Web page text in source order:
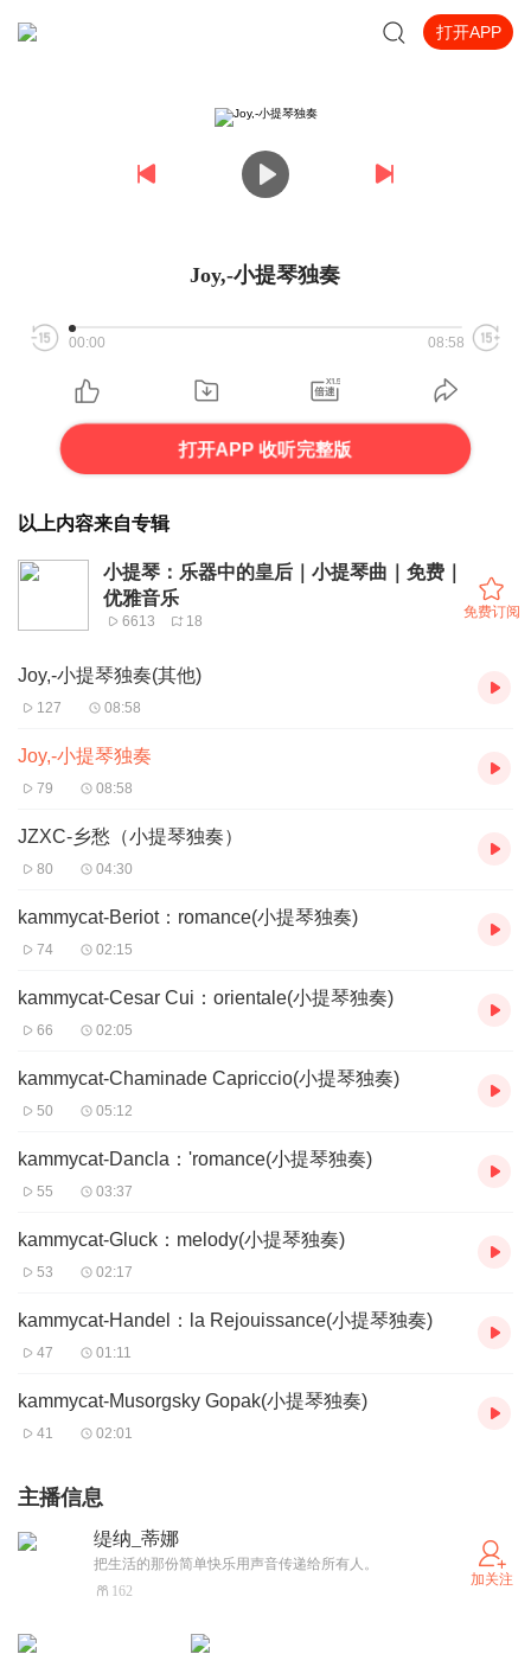
打开APP
Joy,-小提琴独奏
00:00 08:58
打开APP 收听完整版
以上内容来自专辑
小提琴：乐器中的皇后｜小提琴曲｜免费｜
优雅音乐
6613 18
免费订阅
Joy,-小提琴独奏(其他)
127 08:58
Joy,-小提琴独奏
79 08:58
JZXC-乡愁（小提琴独奏）
80 04:30
kammycat-Beriot：romance(小提琴独奏)
74 02:15
kammycat-Cesar Cui：orientale(小提琴独奏)
66 02:05
kammycat-Chaminade Capriccio(小提琴独奏)
50 05:12
kammycat-Dancla：'romance(小提琴独奏)
55 03:37
kammycat-Gluck：melody(小提琴独奏)
53 02:17
kammycat-Handel：la Rejouissance(小提琴独奏)
47 01:11
kammycat-Musorgsky Gopak(小提琴独奏)
41 02:01
主播信息
缇纳_蒂娜
把生活的那份简单快乐用声音传递给所有人。
162
加关注